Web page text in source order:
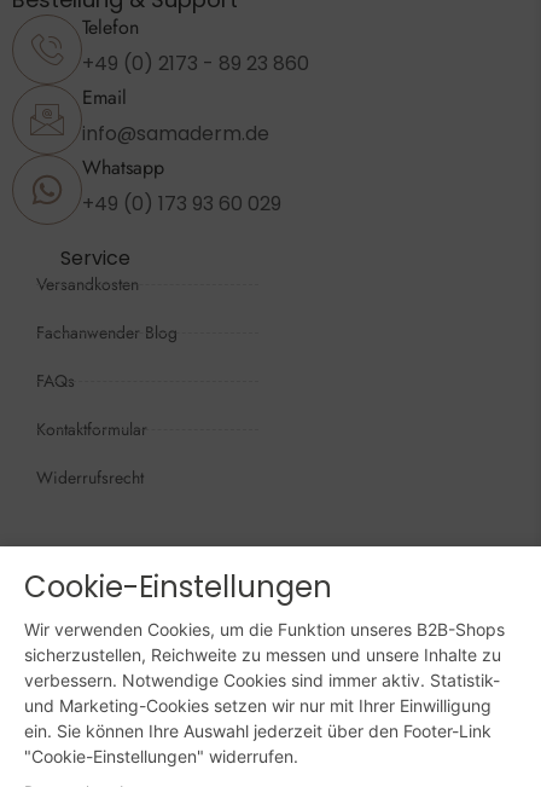
Telefon
+49 (0) 2173 - 89 23 860
Email
info@samaderm.de
Whatsapp
+49 (0) 173 93 60 029
Service
Versandkosten
Fachanwender Blog
FAQs
Kontaktformular
Widerrufsrecht
Mo - Do: 09:00 - 16:00 Uhr
Fr: 09:00 - 15:00 Uhr
Sa + So: geschlossen
Online bestellen: 24/7
Cookie-Einstellungen
Wir verwenden Cookies, um die Funktion unseres B2B-Shops
sicherzustellen, Reichweite zu messen und unsere Inhalte zu
verbessern. Notwendige Cookies sind immer aktiv. Statistik-
und Marketing-Cookies setzen wir nur mit Ihrer Einwilligung
ein. Sie können Ihre Auswahl jederzeit über den Footer-Link
"Cookie-Einstellungen" widerrufen.